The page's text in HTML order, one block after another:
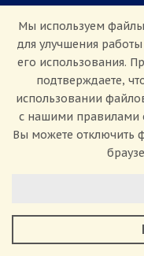
СМИ
ул. Большая Санкт-
1101, 1103
Приемная комиссия:
Сведения об
Политика
Мы используем
для улучшения
его использования.
подтверждаете,
использовании
с нашими правилами
Вы можете отключить